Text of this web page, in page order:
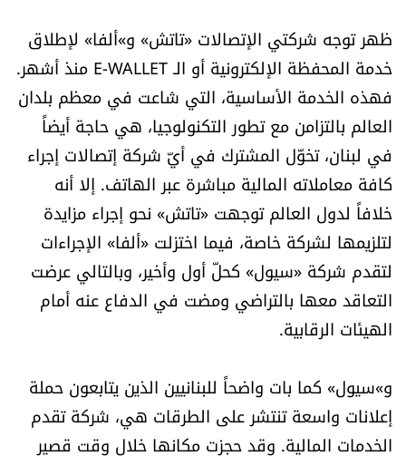
اقرأ تضحك
كاميرا
سجالات
صحّة وصحن
الرياضة
منوّعات
حظّك اليوم
للتاريخ
ظهر توجه شركتي الإتصالات «تاتش» و»ألفا» لإطلاق
خدمة المحفظة الإلكترونية أو الـ E-WALLET منذ أشهر.
فهذه الخدمة الأساسية، التي شاعت في معظم بلدان
العالم بالتزامن مع تطور التكنولوجيا، هي حاجة أيضاً
في لبنان، تخوّل المشترك في أيّ شركة إتصالات إجراء
كافة معاملاته المالية مباشرة عبر الهاتف. إلا أنه
خلافاً لدول العالم توجهت «تاتش» نحو إجراء مزايدة
لتلزيمها لشركة خاصة، فيما اختزلت «ألفا» الإجراءات
لتقدم شركة «سيول» كحلّ أول وأخير، وبالتالي عرضت
التعاقد معها بالتراضي ومضت في الدفاع عنه أمام
الهيئات الرقابية.
و»سيول» كما بات واضحاً للبنانيين الذين يتابعون حملة
إعلانات واسعة تنتشر على الطرقات هي، شركة تقدم
الخدمات المالية. وقد حجزت مكانها خلال وقت قصير